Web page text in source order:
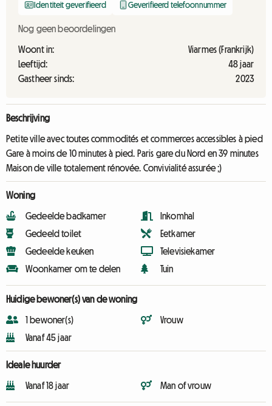
Identiteit geverifieerd Geverifieerd telefoonnummer
Nog geen beoordelingen
Woont in:
Viarmes (Frankrijk)
Leeftijd:
48 jaar
Gastheer sinds:
2023
Beschrijving
Petite ville avec toutes commodités et commerces accessibles à pied
Gare à moins de 10 minutes à pied. Paris gare du Nord en 39 minutes
Maison de ville totalement rénovée. Convivialité assurée ;)
Woning
Gedeelde badkamer
Gedeeld toilet
Gedeelde keuken
Woonkamer om te delen
Inkomhal
Eetkamer
Televisiekamer
Tuin
Huidige bewoner(s) van de woning
1 bewoner(s)
Vanaf 45 jaar
Vrouw
Ideale huurder
Vanaf 18 jaar Man of vrouw